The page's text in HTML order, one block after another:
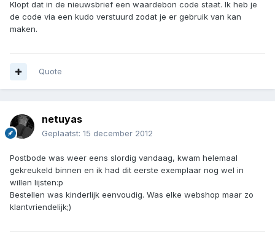
Klopt dat in de nieuwsbrief een waardebon code staat. Ik heb je
de code via een kudo verstuurd zodat je er gebruik van kan
maken.
Quote
netuyas
Geplaatst: 15 december 2012
Postbode was weer eens slordig vandaag, kwam helemaal
gekreukeld binnen en ik had dit eerste exemplaar nog wel in
willen lijsten:p
Bestellen was kinderlijk eenvoudig. Was elke webshop maar zo
klantvriendelijk;)